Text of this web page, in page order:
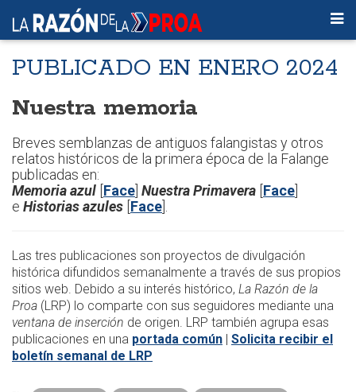
PUBLICADO EN ENERO 2024
Nuestra memoria
Breves semblanzas de antiguos falangistas y otros
relatos históricos de la primera época de la Falange
publicadas en:
Memoria azul Face Nuestra Primavera Face
e Historias azules Face
Las tres publicaciones son proyectos de divulgación
histórica difundidos semanalmente a través de sus propios
sitios web. Debido a su interés histórico, La Razón de la
Proa (LRP) lo comparte con sus seguidores mediante una
ventana de inserción de origen. LRP también agrupa esas
publicaciones en una portada común | Solicita recibir el
boletín semanal de LRP